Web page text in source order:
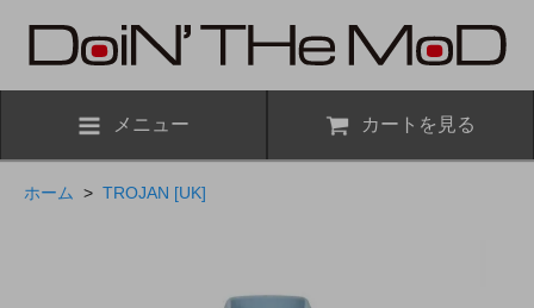
メニュー カートを見る
ホーム > TROJAN [UK]